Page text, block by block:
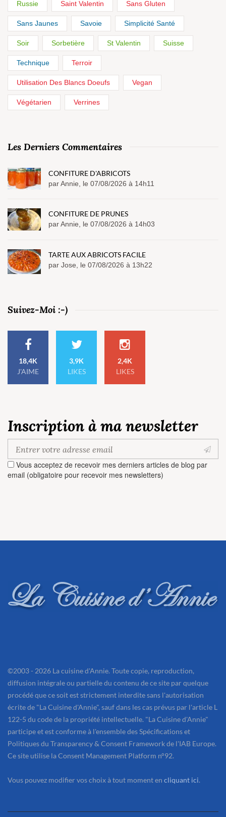
Russie Saint Valentin Sans Gluten
Sans Jaunes Savoie Simplicité Santé
Soir Sorbetière St Valentin Suisse
Technique Terroir
Utilisation Des Blancs Doeufs Vegan
Végétarien Verrines
Les Derniers Commentaires
CONFITURE D'ABRICOTS
par Annie, le 07/08/2026 à 14h11
CONFITURE DE PRUNES
par Annie, le 07/08/2026 à 14h03
TARTE AUX ABRICOTS FACILE
par Jose, le 07/08/2026 à 13h22
Suivez-Moi :-)
18,4K
J'AIME
3,9K
LIKES
2,4K
LIKES
Inscription à ma newsletter
Vous acceptez de recevoir mes derniers articles de blog par
email (obligatoire pour recevoir mes newsletters)
©2003 - 2026 La cuisine d'Annie. Toute copie, reproduction,
diffusion intégrale ou partielle du contenu de ce site par quelque
procédé que ce soit est strictement interdite sans l'autorisation
écrite de "La Cuisine d'Annie", sauf dans les cas prévus par l'article L
122-5 du code de la propriété intellectuelle. "La Cuisine d'Annie"
participe et est conforme à l'ensemble des Spécifications et
Politiques du Transparency & Consent Framework de l'IAB Europe.
Ce site utilise la Consent Management Platform n°92.
Vous pouvez modifier vos choix à tout moment en cliquant ici.